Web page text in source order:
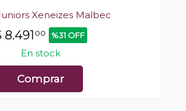
Xeneizes Malbec
8.491 00 %31 OFF
En stock
Comprar